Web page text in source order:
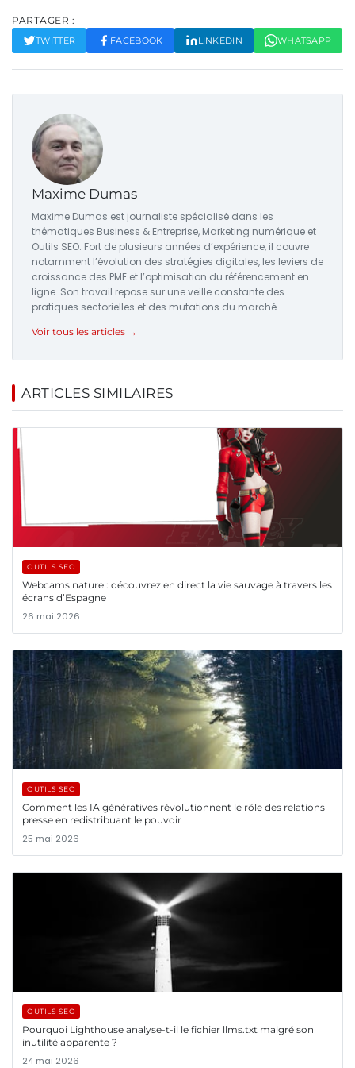
PARTAGER :
TWITTER FACEBOOK LINKEDIN WHATSAPP
Maxime Dumas
Maxime Dumas est journaliste spécialisé dans les
thématiques Business & Entreprise, Marketing numérique et
Outils SEO. Fort de plusieurs années d’expérience, il couvre
notamment l’évolution des stratégies digitales, les leviers de
croissance des PME et l’optimisation du référencement en
ligne. Son travail repose sur une veille constante des
pratiques sectorielles et des mutations du marché.
Voir tous les articles →
ARTICLES SIMILAIRES
OUTILS SEO
Webcams nature : découvrez en direct la vie sauvage à travers les
écrans d’Espagne
26 mai 2026
OUTILS SEO
Comment les IA génératives révolutionnent le rôle des relations
presse en redistribuant le pouvoir
25 mai 2026
OUTILS SEO
Pourquoi Lighthouse analyse-t-il le fichier llms.txt malgré son
inutilité apparente ?
24 mai 2026